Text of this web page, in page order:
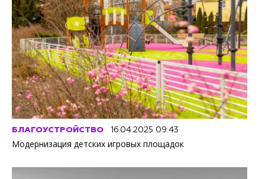
БЛАГОУСТРОЙСТВО 16.04.2025 09:43
Модернизация детских игровых площадок